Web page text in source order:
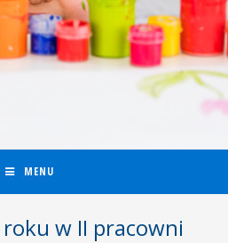
MENU
w II pracowni